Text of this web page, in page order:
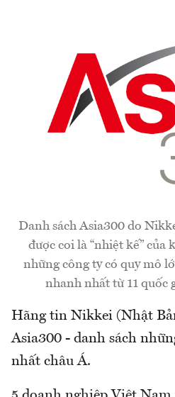
Danh sách Asia300 do
được coi là “nhiệt kế” của
những công ty có quy mô
nhanh nhất từ 11 quốc
Hãng tin Nikkei (Nhật
Asia300 - danh sách
nhất châu Á.